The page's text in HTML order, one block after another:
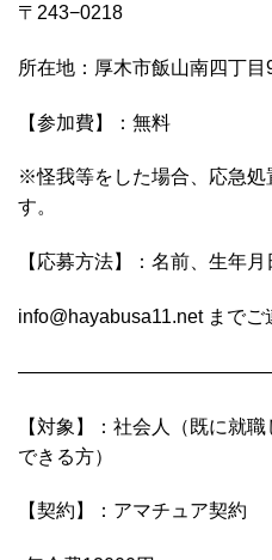
〒243−0218
所在地：厚木市飯山南四丁目
【参加費】：無料
※怪我等をした場合、応急処
す。
【応募方法】：名前、生年
info@hayabusa11.netまでご
【対象】：社会人（既に就
できる方）
【契約】：アマチュア契約